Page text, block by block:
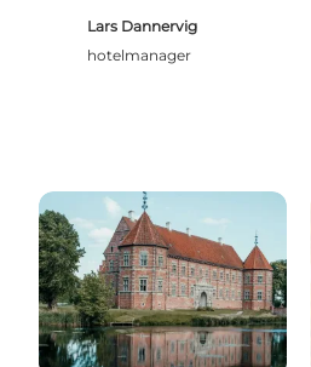
Lars Dannervig
hotelmanager